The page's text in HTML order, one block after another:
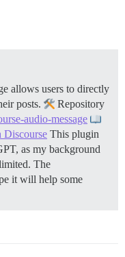
allows users to directly
posts.
Repository
audio-message
This plugin
as my background
The
it will help some